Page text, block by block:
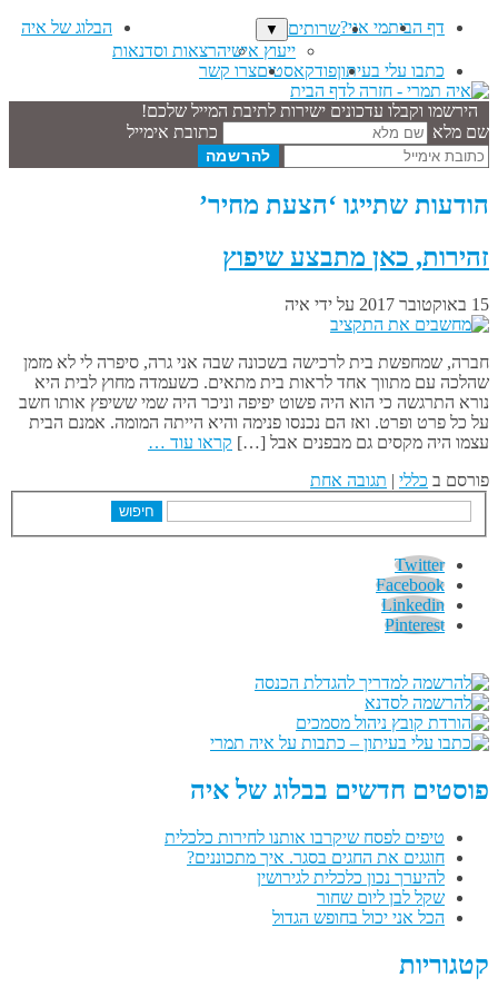
דף הביתמי אני?שרותים ▼
ייעוץ אישיהרצאות וסדנאות
הבלוג של איה
כתבו עלי בעיתוןפודקאסטיםצרו קשר
הירשמו וקבלו עדכונים ישירות לתיבת המייל שלכם!
שם מלא
כתובת אימייל
הודעות שתייגו ‘הצעת מחיר’
זהירות, כאן מתבצע שיפוץ
15 באוקטובר 2017 על ידי איה
חברה, שמחפשת בית לרכישה בשכונה שבה אני גרה, סיפרה לי לא מזמן
שהלכה עם מתווך אחד לראות בית מתאים. כשעמדה מחוץ לבית היא
נורא התרגשה כי הוא היה פשוט יפיפה וניכר היה שמי ששיפץ אותו חשב
על כל פרט ופרט. ואז הם נכנסו פנימה והיא הייתה המומה. אמנם הבית
עצמו היה מקסים גם מבפנים אבל […] קראו עוד …
פורסם ב כללי | תגובה אחת
חיפוש
Twitter
Facebook
Linkedin
Pinterest
פוסטים חדשים בבלוג של איה
טיפים לפסח שיקרבו אותנו לחירות כלכלית
חוגגים את החגים בסגר. איך מתכוננים?
להיערך נכון כלכלית לגירושין
שקל לבן ליום שחור
הכל אני יכול בחופש הגדול
קטגוריות